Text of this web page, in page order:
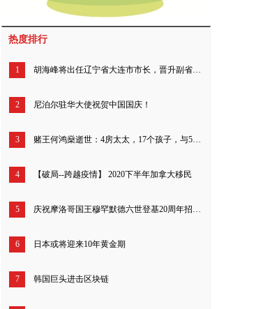
热度排行
1 胡海峰将出任辽宁省大连市市长，晋升副省（部）级
2 尼泊尔驻华大使祝贺中国国庆！
3 赌王何鸿燊逝世：4房太太，17个孩子，与5000亿家产
4 【破局--跨越疫情】 2020下半年加拿大移民
5 庆祝摩洛哥国王穆罕默德六世登基20周年招待会在北京举行
6 日本或将迎来10年黄金期
7 韩国巨头进击区块链